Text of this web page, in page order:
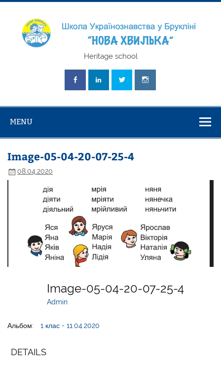
Skip
"Нова
Heritage school
MENU
Image-05-04-20-07-25-4
08.04.2020
Image-05-04-20-07-25-4
Admin
Альбом: 1 клас - 11.04.2020
DETAILS